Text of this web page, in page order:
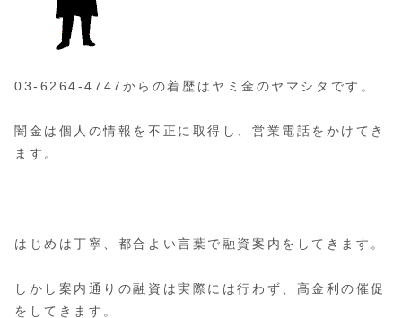
03-6264-4747からの着歴はヤミ金のヤマシタです。
闇金は個人の情報を不正に取得し、営業電話をかけてき
ます。
はじめは丁寧、都合よい言葉で融資案内をしてきます。
しかし案内通りの融資は実際には行わず、高金利の催促
をしてきます。